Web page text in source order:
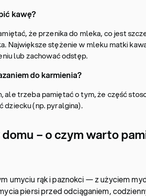
kawę?
że przenika do mleka, co jest
Największe stężenie w mleku matki
lub zachować odstęp.
do karmienia?
ale trzeba pamiętać o tym, że część
dziecku (np. pyralgina).
– o czym warto
umyciu rąk i paznokci — z użyciem
piersi przed odciąganiem,